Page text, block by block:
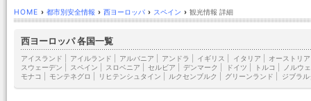
HOME › 都市別安全情報 › 西ヨーロッパ › スペイン › 観光情報 詳細
西ヨーロッパ 各国一覧
アイスランド アイルランド アルバニア アンドラ イギリス イタリア オーストリア
スウェーデン
スペイン スロベニア セルビア デンマーク ドイツ トルコ
ノルウ
モナコ
モンテネグロ リヒテンシュタイン ルクセンブルク グリーンランド ジブラル